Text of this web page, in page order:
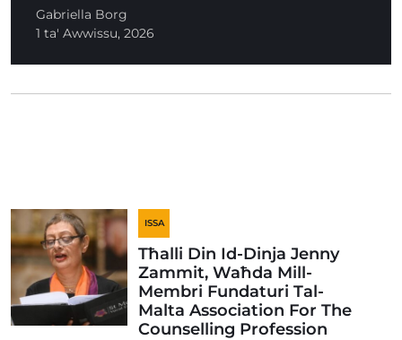
Gabriella Borg
1 ta' Awwissu, 2026
ISSA
Tħalli Din Id-Dinja Jenny
Zammit, Waħda Mill-
Membri Fundaturi Tal-
Malta Association For The
Counselling Profession